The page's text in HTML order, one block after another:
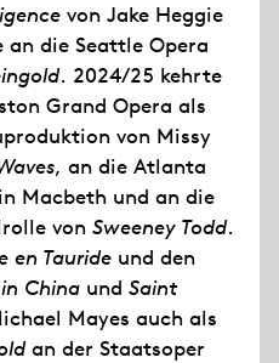
von Jake Heggie
an die Seattle Opera
. 2024/25 kehrte
Grand Opera als
von Missy
, an die Atlanta
Macbeth und an die
von Sweeney Todd.
en Tauride und den
China und Saint
Mayes auch als
an der Staatsoper